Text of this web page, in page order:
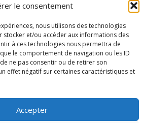
le consentement
nous utilisons des technologies
stocker et/ou accéder aux informations des
à ces technologies nous permettra de
le comportement de navigation ou les ID
ne pas consentir ou de retirer son
effet négatif sur certaines caractéristiques et
Accepter
Structures
l’autocréation d’emploi (SAACE)
infirmier :quels indicateurs